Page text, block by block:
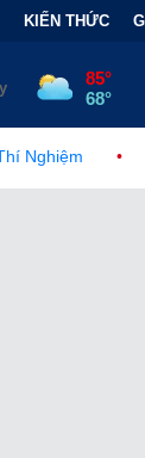
KIẾN THỨC
Thức Ban